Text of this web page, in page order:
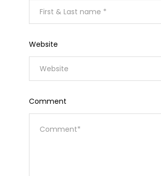
Website
Comment